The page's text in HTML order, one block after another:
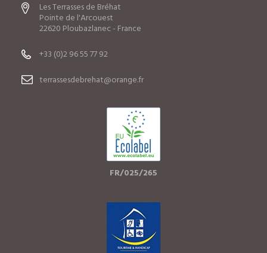
Les Terrasses de Bréhat
Pointe de l'Arcouest
22620 Ploubazlanec - France
+33 (0)2 96 55 77 92
terrassesdebrehat@orange.fr
FR/025/265